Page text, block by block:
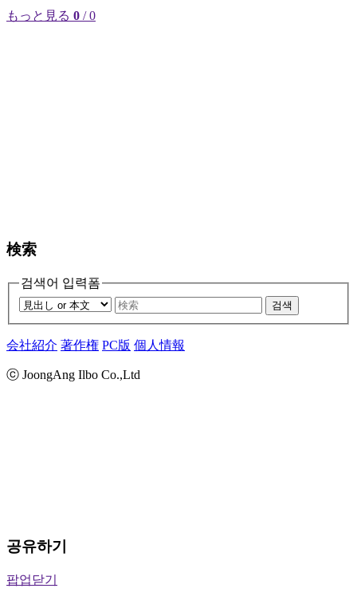
もっと見る 0 / 0
検索
검색어 입력폼
검색
会社紹介 著作権 PC版 個人情報
ⓒ JoongAng Ilbo Co.,Ltd
공유하기
팝업닫기